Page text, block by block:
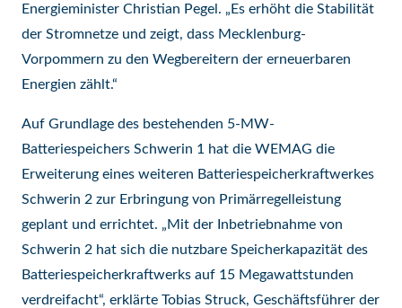
Energieminister Christian Pegel. „Es erhöht die Stabilität
der Stromnetze und zeigt, dass Mecklenburg-
Vorpommern zu den Wegbereitern der erneuerbaren
Energien zählt.“
Auf Grundlage des bestehenden 5-MW-
Batteriespeichers Schwerin 1 hat die WEMAG die
Erweiterung eines weiteren Batteriespeicherkraftwerkes
Schwerin 2 zur Erbringung von Primärregelleistung
geplant und errichtet. „Mit der Inbetriebnahme von
Schwerin 2 hat sich die nutzbare Speicherkapazität des
Batteriespeicherkraftwerks auf 15 Megawattstunden
verdreifacht“, erklärte Tobias Struck, Geschäftsführer der